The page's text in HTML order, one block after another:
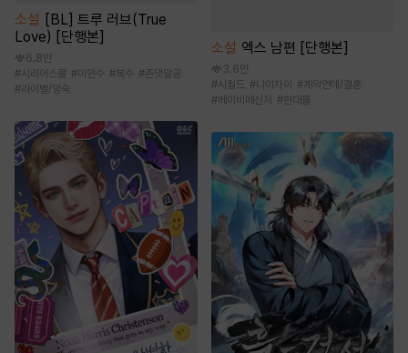
소설 [BL] 트루 러브(True
Love) [단행본]
6.8만
#시리어스물 #미인수 #복수 #존댓말공
#라이벌/앙숙
소설 엑스 남편 [단행본]
3.6만
#시월드 #나이차이 #계약연애/결혼
#베이비메신저 #현대물